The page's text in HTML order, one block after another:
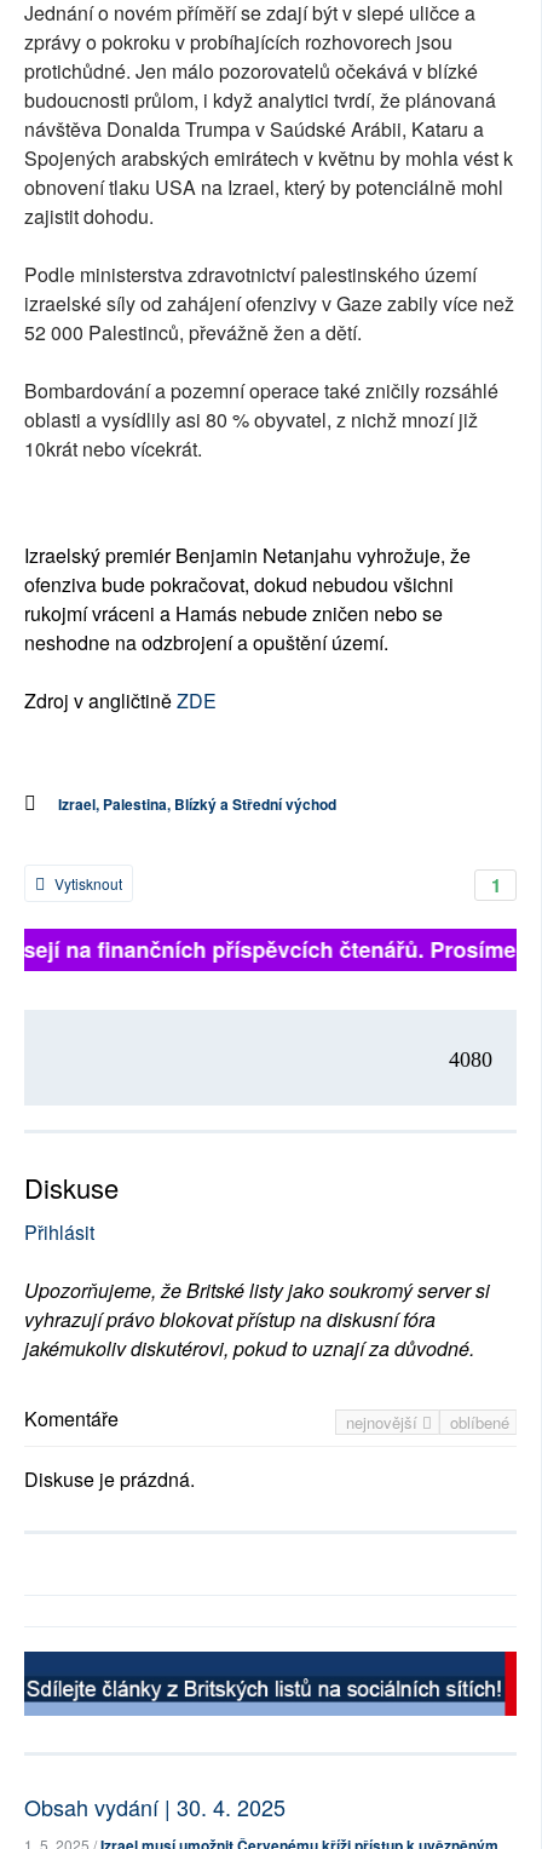
Jednání o novém příměří se zdají být v slepé uličce a
zprávy o pokroku v probíhajících rozhovorech jsou
protichůdné. Jen málo pozorovatelů očekává v blízké
budoucnosti průlom, i když analytici tvrdí, že plánovaná
návštěva Donalda Trumpa v Saúdské Arábii, Kataru a
Spojených arabských emirátech v květnu by mohla vést k
obnovení tlaku USA na Izrael, který by potenciálně mohl
zajistit dohodu.
Podle ministerstva zdravotnictví palestinského území
izraelské síly od zahájení ofenzivy v Gaze zabily více než
52 000 Palestinců, převážně žen a dětí.
Bombardování a pozemní operace také zničily rozsáhlé
oblasti a vysídlily asi 80 % obyvatel, z nichž mnozí již
10krát nebo vícekrát.
Izraelský premiér Benjamin Netanjahu vyhrožuje, že
ofenziva bude pokračovat, dokud nebudou všichni
rukojmí vráceni a Hamás nebude zničen nebo se
neshodne na odzbrojení a opuštění území.
Zdroj v angličtiněZDE
Izrael, Palestina, Blízký a Střední východ
1
Vytisknout
na finančních příspěvcích čtenářů. Prosíme,
4080
Diskuse
Přihlásit
Upozorňujeme, že Britské listy jako soukromý server si
vyhrazují právo blokovat přístup na diskusní fóra
jakémukoliv diskutérovi, pokud to uznají za důvodné.
nejnovější oblíbené
Komentáře
Diskuse je prázdná.
Obsah vydání | 30. 4. 2025
1. 5. 2025 /